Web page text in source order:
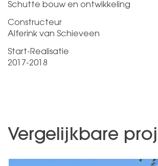
Schutte bouw en ontwikkeling
Constructeur
Alferink van Schieveen
Start-Realisatie
2017-2018
Vergelijkbare